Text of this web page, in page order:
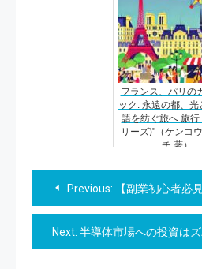
フランス、パリの
ック: 永遠の都、光
語を紡ぐ旅へ 旅行
リーズ)"（ケンコ
チ 著）
投
稿
ナ
Previous: 【副業初心者必見！】
Next: 半導体市場への投資はズバリ！ 「未来